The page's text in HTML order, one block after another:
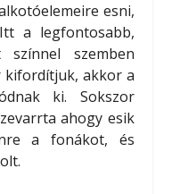
esni,
a legfontosabb,
szemben
kifordítjuk, akkor a
ki. Sokszor
ahogy esik
a fonákot, és